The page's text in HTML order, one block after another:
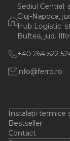
Sediul Central:
Cluj-Napoca,
Hub Logistic:
Buftea, jud.
+40 264 522
info@ferro.ro
Instalații termice
Bestseller
Contact